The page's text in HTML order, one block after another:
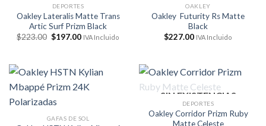
DEPORTES
Oakley Lateralis Matte Trans
Artic Surf Prizm Black
$223.00 El
$223.00.
$197.00El
$197.00.
IVA Incluido
OAKLEY
Oakley Futurity Rs Matte
Black
$227.00 IVA Incluido
GAFAS DE SOL
SIN EXISTENCIAS
DEPORTES
Oakley Corridor Prizm Ruby
Matte Celeste